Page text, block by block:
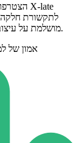
לתקשורת
מושלמת על עיצוב הטקסט ופרטיות ברמה ארגונית – הכל בבוט אחד.
אמון של למעלה מ-300 צוותים •